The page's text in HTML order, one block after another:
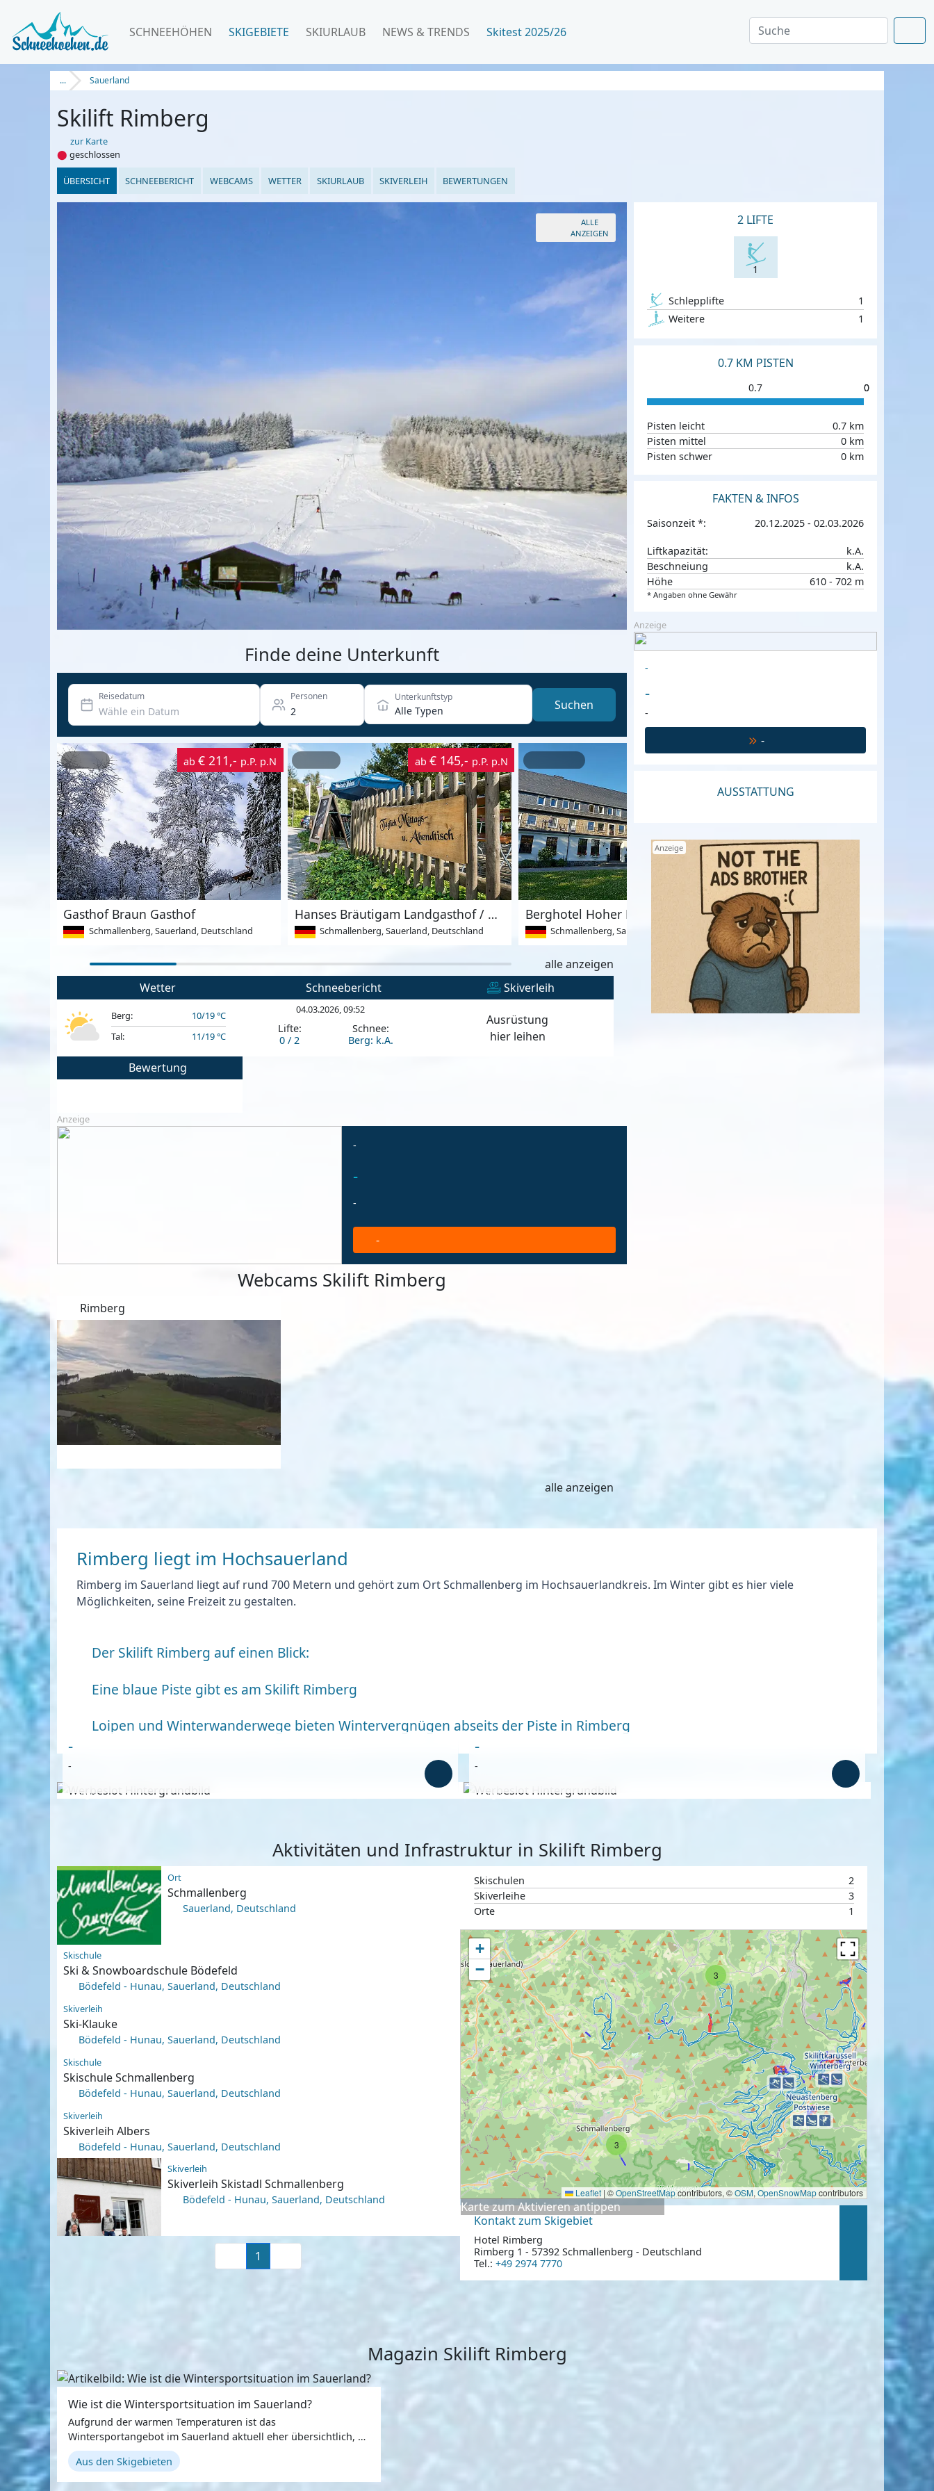
SCHNEEHÖHEN SKIGEBIETE SKIURLAUB NEWS & TRENDS Skitest 2025/26
... Sauerland
Skilift Rimberg
zur Karte
⬤ geschlossen
ÜBERSICHT SCHNEEBERICHT WEBCAMS WETTER SKIURLAUB SKIVERLEIH BEWERTUNGEN
ALLE
ANZEIGEN
Finde deine Unterkunft
Reisedatum Personen Unterkunftstyp
Alle Typen Suchen
ab€ 211,- p.P. p.N
Gasthof Braun Gasthof
Schmallenberg, Sauerland, Deutschland
ab € 145,- p.P. p.N
Hanses Bräutigam Landgasthof / Wellnesshotel
Schmallenberg, Sauerland, Deutschland
Berghotel Hoher Knochen
Schmallenberg, Sauerland, Deutschland
Gasthof Richter
alle anzeigen
Wetter
Berg:
10/19 °C
Tal:
11/19 °C
Schneebericht
04.03.2026, 09:52
Lifte:
0 / 2
Schnee:
Berg: k.A.
Skiverleih
Ausrüstung
hier leihen
Bewertung
Anzeige
-
-
-
-
Webcams Skilift Rimberg
Rimberg
alle anzeigen
2 LIFTE
1
Schlepplifte
1
Weitere
1
0.7 KM PISTEN
0.7 0
0
Pisten leicht
0.7 km
Pisten mittel
0 km
Pisten schwer
0 km
FAKTEN & INFOS
Saisonzeit *: 20.12.2025 - 02.03.2026
Liftkapazität:
k.A.
Beschneiung
k.A.
Höhe
610 - 702 m
* Angaben ohne Gewähr
Anzeige
-
-
-
-
AUSSTATTUNG
Anzeige
Rimberg liegt im Hochsauerland
Rimberg im Sauerland liegt auf rund 700 Metern und gehört zum Ort Schmallenberg im Hochsauerlandkreis. Im Winter gibt es hier viele
Möglichkeiten, seine Freizeit zu gestalten.
Der Skilift Rimberg auf einen Blick:
Eine blaue Piste gibt es am Skilift Rimberg
Loipen und Winterwanderwege bieten Wintervergnügen abseits der Piste in Rimberg
Anzeige
-
-
Anzeige
-
-
Aktivitäten und Infrastruktur in Skilift Rimberg
Ort
Schmallenberg
Sauerland, Deutschland
Skischule
Ski & Snowboardschule Bödefeld
Bödefeld - Hunau, Sauerland, Deutschland
Skiverleih
Ski-Klauke
Bödefeld - Hunau, Sauerland, Deutschland
Skischule
Skischule Schmallenberg
Bödefeld - Hunau, Sauerland, Deutschland
Skiverleih
Skiverleih Albers
Bödefeld - Hunau, Sauerland, Deutschland
Skiverleih
Skiverleih Skistadl Schmallenberg
Bödefeld - Hunau, Sauerland, Deutschland
1
Skischulen
2
Skiverleihe
3
Orte
1
3
3
+
−
Leaflet | ©OpenStreetMapcontributors, ©OSM, OpenSnowMapcontributors
Karte zum Aktivieren antippen
Kontakt zum Skigebiet
Hotel Rimberg
Rimberg 1 - 57392 Schmallenberg - Deutschland
Tel.: +49 2974 7770
Magazin Skilift Rimberg
Wie ist die Wintersportsituation im Sauerland?
Aufgrund der warmen Temperaturen ist das
Wintersportangebot im Sauerland aktuell eher übersichtlich, ab
dem Wochenende rechnen die Betreiber aber mit einer
Verbesserung der Lage.
Aus den Skigebieten